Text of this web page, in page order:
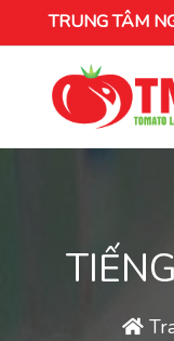
TRUNG TÂM